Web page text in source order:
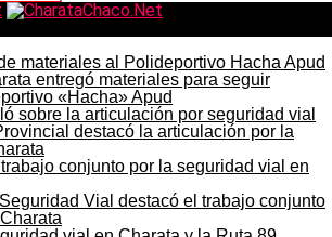
entregó materiales para seguir
«Hacha» Apud
destacó la articulación por la
Vial destacó el trabajo conjunto